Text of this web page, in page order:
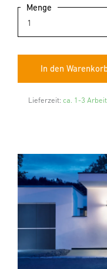
Menge
Lieferzeit: ca. 1-3